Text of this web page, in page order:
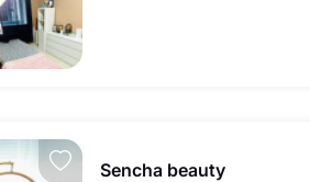
Sencha beauty